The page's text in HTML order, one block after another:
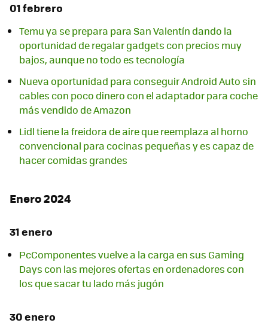
01 febrero
Temu ya se prepara para San Valentín dando la
oportunidad de regalar gadgets con precios muy
bajos, aunque no todo es tecnología
Nueva oportunidad para conseguir Android Auto sin
cables con poco dinero con el adaptador para coche
más vendido de Amazon
Lidl tiene la freidora de aire que reemplaza al horno
convencional para cocinas pequeñas y es capaz de
hacer comidas grandes
Enero 2024
31 enero
PcComponentes vuelve a la carga en sus Gaming
Days con las mejores ofertas en ordenadores con
los que sacar tu lado más jugón
30 enero